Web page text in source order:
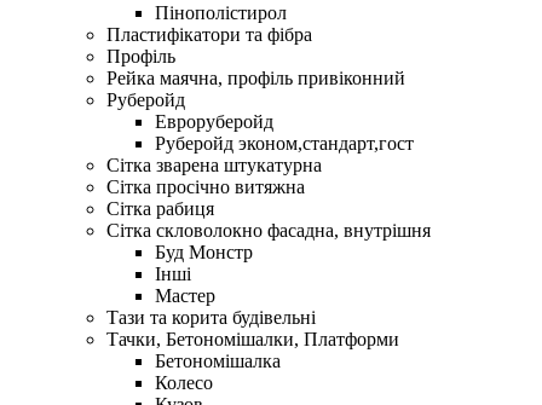
Пінополістирол
Пластифікатори та фібра
Профіль
Рейка маячна, профіль привіконний
Руберойд
Евроруберойд
Руберойд эконом,стандарт,гост
Сітка зварена штукатурна
Сітка просічно витяжна
Сітка рабиця
Сітка скловолокно фасадна, внутрішня
Буд Монстр
Інші
Мастер
Тази та корита будівельні
Тачки, Бетономішалки, Платформи
Бетономішалка
Колесо